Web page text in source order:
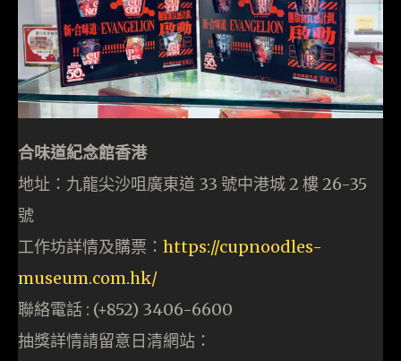
合味道紀念館香港
地址：九龍尖沙咀廣東道 33 號中港城 2 樓 26-35
號
工作坊詳情及購票： https://cupnoodles-
museum.com.hk/
聯絡電話 : (+852) 3406-6600
抽獎詳情請留意日清網站：